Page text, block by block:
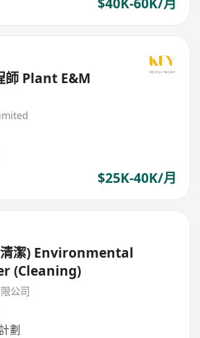
師 Plant E&M
$25K-40K/月
清潔) Environmental
(Cleaning)
公司
劃